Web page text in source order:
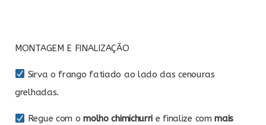
MONTAGEM E FINALIZAÇÃO
Sirva o frango fatiado ao lado das cenouras
grelhadas.
Regue com omolho chimichurri e finalize commais